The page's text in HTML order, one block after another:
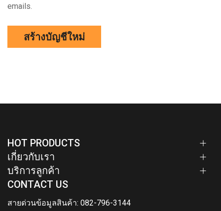
emails.
สร้างบัญชีใหม่
HOT PRODUCTS
เกี่ยวกับเรา
บริการลูกค้า
CONTACT US
สายด่วนข้อมูลสินค้า: 082-796-3144